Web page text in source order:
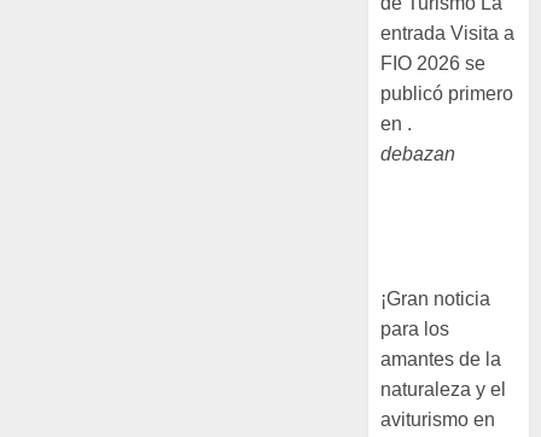
entrada Visita a
FIO 2026 se
publicó primero
en .
debazan
¡Gran noticia
para los
amantes de la
naturaleza y el
aviturismo en